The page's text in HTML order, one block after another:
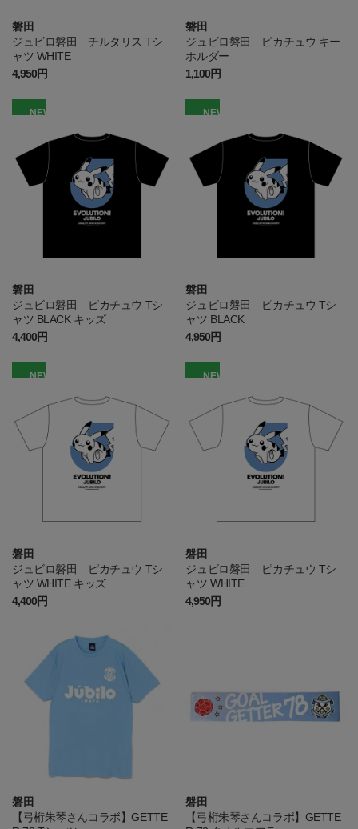
磐田
ジュビロ磐田 チルタリス Tシ
ャツ WHITE
4,950円
磐田
ジュビロ磐田 ピカチュウ キー
ホルダー
1,100円
NEW
磐田
ジュビロ磐田 ピカチュウ Tシ
ャツ BLACK キッズ
4,400円
NEW
磐田
ジュビロ磐田 ピカチュウ Tシ
ャツ BLACK
4,950円
NEW
磐田
ジュビロ磐田 ピカチュウ Tシ
ャツ WHITE キッズ
4,400円
NEW
磐田
ジュビロ磐田 ピカチュウ Tシ
ャツ WHITE
4,950円
磐田
【弓桁朱琴さんコラボ】GETTE
磐田
【弓桁朱琴さんコラボ】GETTE